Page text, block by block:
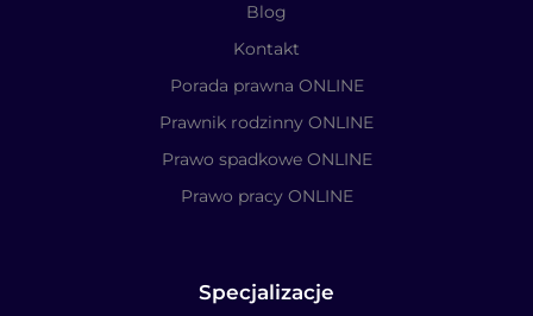
Blog
Kontakt
Porada prawna ONLINE
Prawnik rodzinny ONLINE
Prawo spadkowe ONLINE
Prawo pracy ONLINE
Specjalizacje